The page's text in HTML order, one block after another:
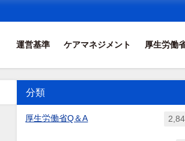
運営基準 ケアマネジメント 厚生労働
分類
厚生労働省Q＆A